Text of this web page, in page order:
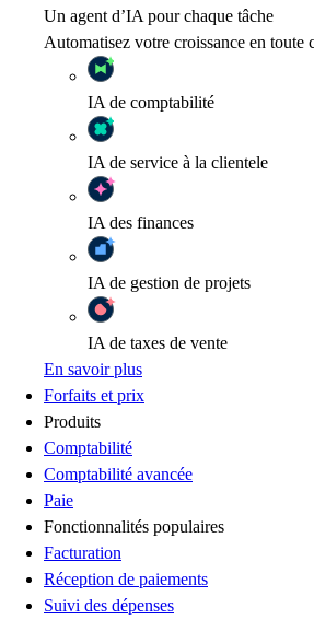
Un agent d’IA pour chaque tâche
Automatisez votre croissance en toute
IA de comptabilité
IA de service à la clientele
IA des finances
IA de gestion de projets
IA de taxes de vente
En savoir plus
Forfaits et prix
Produits
Comptabilité
Comptabilité avancée
Paie
Fonctionnalités populaires
Facturation
Réception de paiements
Suivi des dépenses